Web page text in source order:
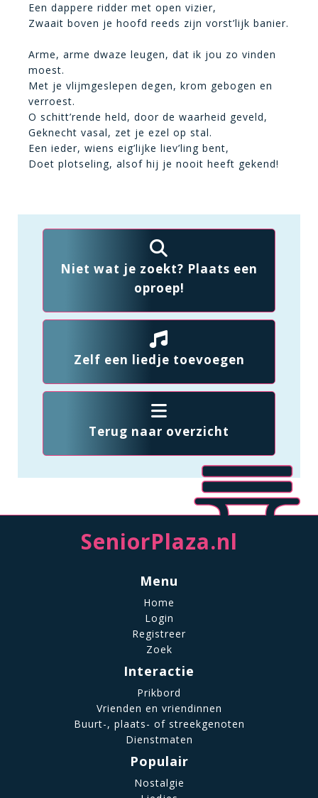
Een dappere ridder met open vizier,
Zwaait boven je hoofd reeds zijn vorst’lijk banier.
Arme, arme dwaze leugen, dat ik jou zo vinden
moest.
Met je vlijmgeslepen degen, krom gebogen en
verroest.
O schitt’rende held, door de waarheid geveld,
Geknecht vasal, zet je ezel op stal.
Een ieder, wiens eig’lijke liev’ling bent,
Doet plotseling, alsof hij je nooit heeft gekend!
Niet wat je zoekt? Plaats een
oproep!
Zelf een liedje toevoegen
Terug naar overzicht
SeniorPlaza.nl
Menu
Home
Login
Registreer
Zoek
Interactie
Prikbord
Vrienden en vriendinnen
Buurt-, plaats- of streekgenoten
Dienstmaten
Populair
Nostalgie